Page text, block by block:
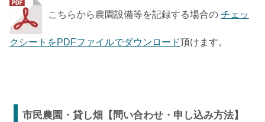
こちらから農園設備等を記録する場合の チェッ
クシートをPDFファイルでダウンロード頂けます。
市民農園・貸し畑【問い合わせ・申し込み方法】